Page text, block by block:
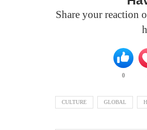
Share your reaction
0
CULTURE GLOBAL